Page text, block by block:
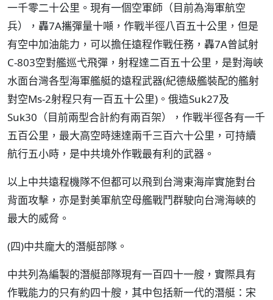
一千零二十公里。現有一個空軍師（目前為海軍航空
兵），轟7A攜彈量十噸，作戰半徑八百五十公里，但是
有空中加油能力，可以擔任遠程作戰任務，轟7A曾試射
C-803空對艦巡弋飛彈，射程達二百五十公里，是對海峽
水面台灣各型海軍艦艇的遠程武器(紀德級艦裝配的艦射
對空Ms-2射程只有一百五十公里)。俄造Suk27及
Suk30（目前兩型合計約有兩百架），作戰半徑各有一千
五百公里，最大高空時速達兩千三百六十公里，可持續
航行五小時，是中共境外作戰最有利的武器。
以上中共遠程機隊不但都可以飛到台灣東海岸實施對台
背面攻擊，亦是對美軍航空母艦戰鬥群駛向台灣海峽的
最大的威脅。
(四)中共龐大的潛艇部隊。
中共列為編製的潛艇部隊現有一百四十一艘，實際具有
作戰能力的只有約四十艘，其中包括新一代的潛艇：宋